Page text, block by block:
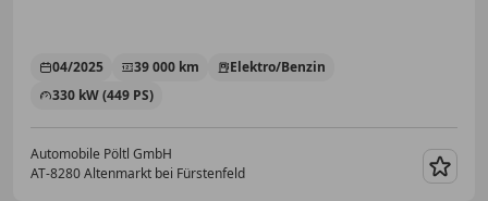
04/2025 39 000 km
Elektro/Benzin
330 kW (449 PS)
Automobile Pöltl GmbH
AT-8280 Altenmarkt bei Fürstenfeld